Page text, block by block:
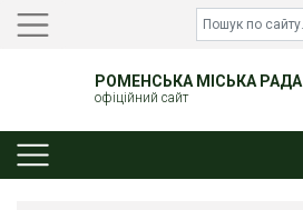
РОМЕНСЬКА МІСЬКА РАДА
офіційний сайт